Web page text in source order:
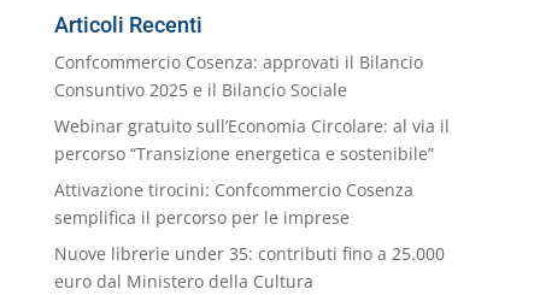
Categorie
Articoli Recenti
Confcommercio Cosenza: approvati il Bilancio
Consuntivo 2025 e il Bilancio Sociale
Webinar gratuito sull’Economia Circolare: al via il
percorso “Transizione energetica e sostenibile”
Attivazione tirocini: Confcommercio Cosenza
semplifica il percorso per le imprese
Nuove librerie under 35: contributi fino a 25.000
euro dal Ministero della Cultura